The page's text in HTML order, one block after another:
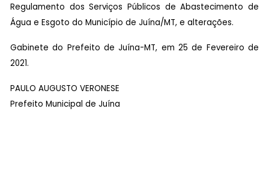
Regulamento dos Serviços Públicos de Abastecimento de
Água e Esgoto do Município de Juína/MT, e alterações.
Gabinete do Prefeito de Juína-MT, em 25 de Fevereiro de
2021.
PAULO AUGUSTO VERONESE
Prefeito Municipal de Juína